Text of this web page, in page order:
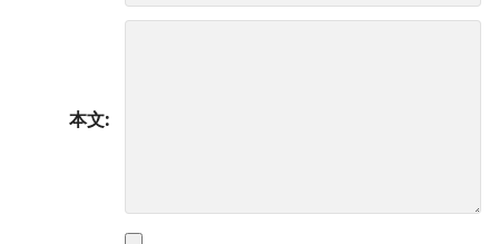
本文